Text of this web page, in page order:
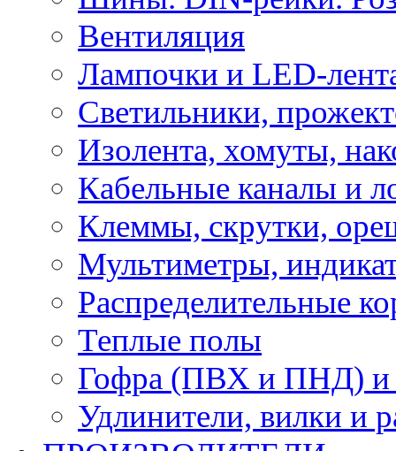
Вентиляция
Лампочки и LED-
Светильники,
Изолента, хомуты,
Кабельные каналы и
Клеммы, скрутки,
Мультиметры,
Распределительные
Теплые полы
Гофра (ПВХ и ПНД) и
Удлинители, вилки и